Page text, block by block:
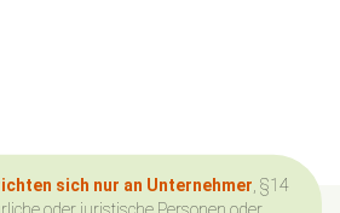
sich nur an Unternehmer , §14